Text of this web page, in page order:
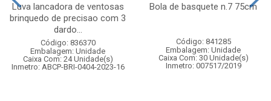
Luva lancadora de ventosas
brinquedo de precisao com 3
dardo...
Código: 836370
Embalagem: Unidade
Caixa Com: 24 Unidade(s)
Inmetro: ABCP-BRI-0404-2023-16
Bola de basquete n.7 75cm
Código: 841285
Embalagem: Unidade
Caixa Com: 30 Unidade(s)
Inmetro: 007517/2019